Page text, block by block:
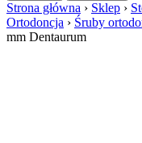
Strona główna › Sklep ›
Ortodoncja › Śruby
mm Dentaurum